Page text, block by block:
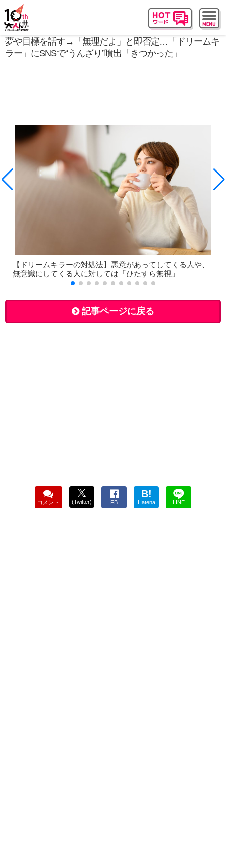
夢や目標を話す→「無理だよ」と即否定…「ドリームキ
ラー」にSNSで“うんざり”噴出「きつかった」
【ドリームキラーの対処法】悪意があってしてくる人や、
無意識にしてくる人に対しては「ひたすら無視」
記事ページに戻る
コメント (Twitter) FB
B!
Hatena LINE